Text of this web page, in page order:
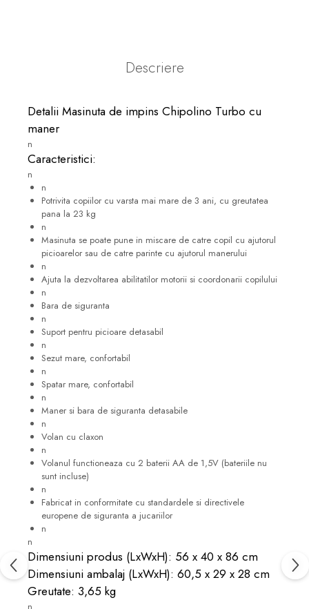
Descriere
Detalii Masinuta de impins Chipolino Turbo cu
maner
n
Caracteristici:
n
n
Potrivita copiilor cu varsta mai mare de 3 ani, cu greutatea
pana la 23 kg
n
Masinuta se poate pune in miscare de catre copil cu ajutorul
picioarelor sau de catre parinte cu ajutorul manerului
n
Ajuta la dezvoltarea abilitatilor motorii si coordonarii copilului
n
Bara de siguranta
n
Suport pentru picioare detasabil
n
Sezut mare, confortabil
n
Spatar mare, confortabil
n
Maner si bara de siguranta detasabile
n
Volan cu claxon
n
Volanul functioneaza cu 2 baterii AA de 1,5V (bateriile nu
sunt incluse)
n
Fabricat in conformitate cu standardele si directivele
europene de siguranta a jucariilor
n
n
Dimensiuni produs (LxWxH): 56 x 40 x 86 cm
Dimensiuni ambalaj (LxWxH): 60,5 x 29 x 28 cm
Greutate: 3,65 kg